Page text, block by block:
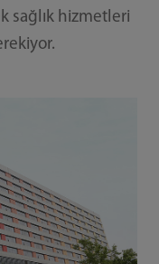
sağlık hizmetleri